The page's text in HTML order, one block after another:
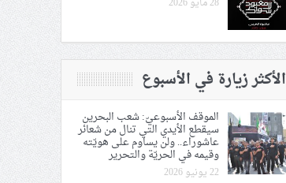
الأكثر زيارة في الأسبوع
الموقف الأسبوعيّ: شعب البحرين
سيقطع الأيدي التي تنال من شعائر
عاشوراء.. ولن يساوم على هويّته
وقيمه في الحريّة والتحرير
22 يونيو 2026